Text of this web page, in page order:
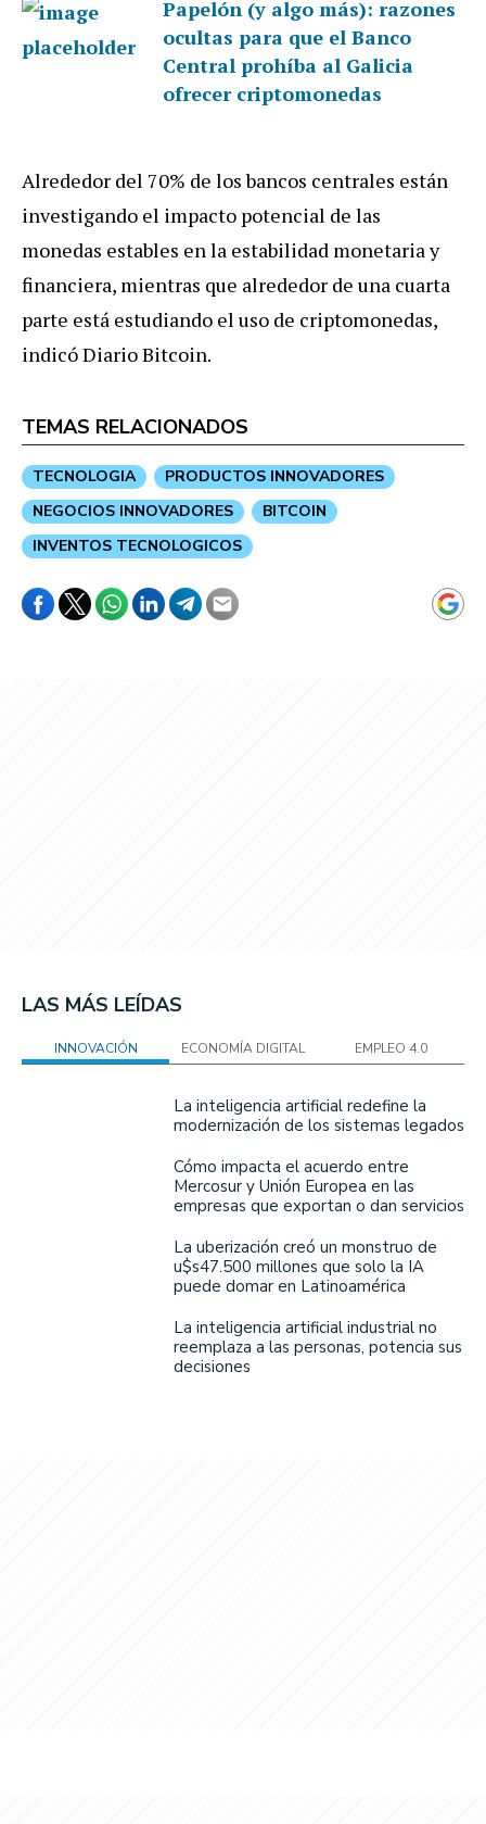
Papelón (y algo más): razones
ocultas para que el Banco
Central prohíba al Galicia
ofrecer criptomonedas
Alrededor del 70% de los bancos centrales están
investigando el impacto potencial de las
monedas estables en la estabilidad monetaria y
financiera, mientras que alrededor de una cuarta
parte está estudiando el uso de criptomonedas,
indicó Diario Bitcoin.
TEMAS RELACIONADOS
TECNOLOGIA
PRODUCTOS INNOVADORES
NEGOCIOS INNOVADORES
BITCOIN
INVENTOS TECNOLOGICOS
LAS MÁS LEÍDAS
INNOVACIÓN ECONOMÍA DIGITAL EMPLEO 4.0
La inteligencia artificial redefine la
modernización de los sistemas legados
Cómo impacta el acuerdo entre
Mercosur y Unión Europea en las
empresas que exportan o dan servicios
La uberización creó un monstruo de
u$s47.500 millones que solo la IA
puede domar en Latinoamérica
La inteligencia artificial industrial no
reemplaza a las personas, potencia sus
decisiones